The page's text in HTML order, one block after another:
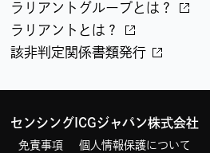
ラリアントグループとは？
ラリアントとは？
該非判定関係書類発行
センシングICGジャパン株式会社
免責事項 個人情報保護について